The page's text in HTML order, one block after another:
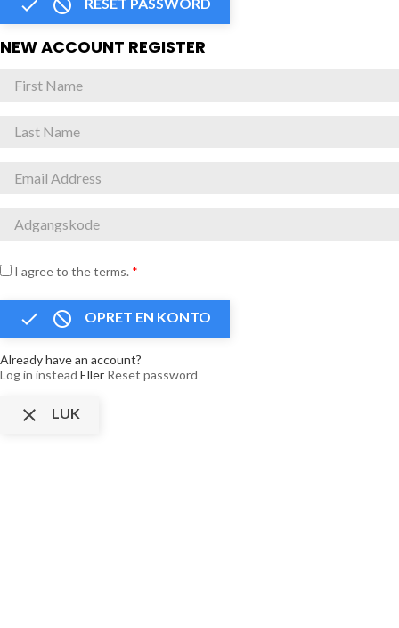
 
NEW ACCOUNT REGISTER
I agree to the terms. *
  OPRET EN KONTO
Already have an account?
Log in instead Eller Reset password
 LUK